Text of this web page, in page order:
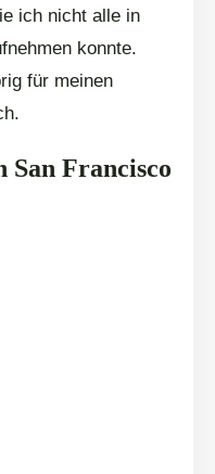
ich nicht alle in
konnte.
für meinen
San Francisco